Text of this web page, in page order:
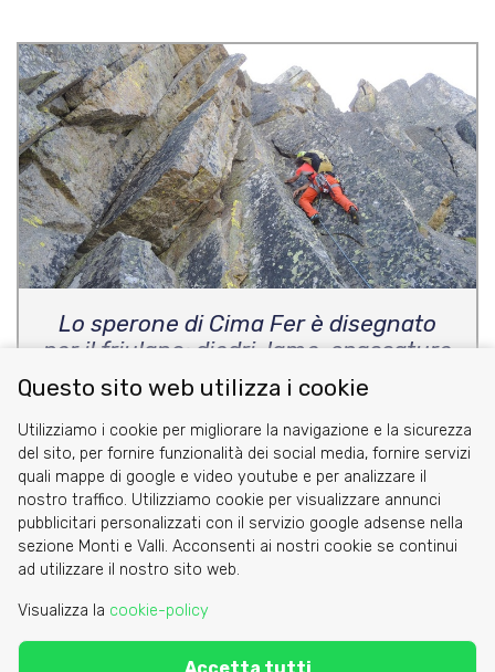
Lo sperone di Cima Fer è disegnato
per il friulano: diedri, lame, spaccature
di pietra onesta (*)
Cookie
Privacy Policy
Area riservata
Questo sito web utilizza i cookie
Utilizziamo i cookie per migliorare la navigazione e la sicurezza
del sito, per fornire funzionalità dei social media, fornire servizi
quali mappe di google e video youtube e per analizzare il
nostro traffico. Utilizziamo cookie per visualizzare annunci
pubblicitari personalizzati con il servizio google adsense nella
sezione Monti e Valli. Acconsenti ai nostri cookie se continui
ad utilizzare il nostro sito web.
Visualizza la cookie-policy